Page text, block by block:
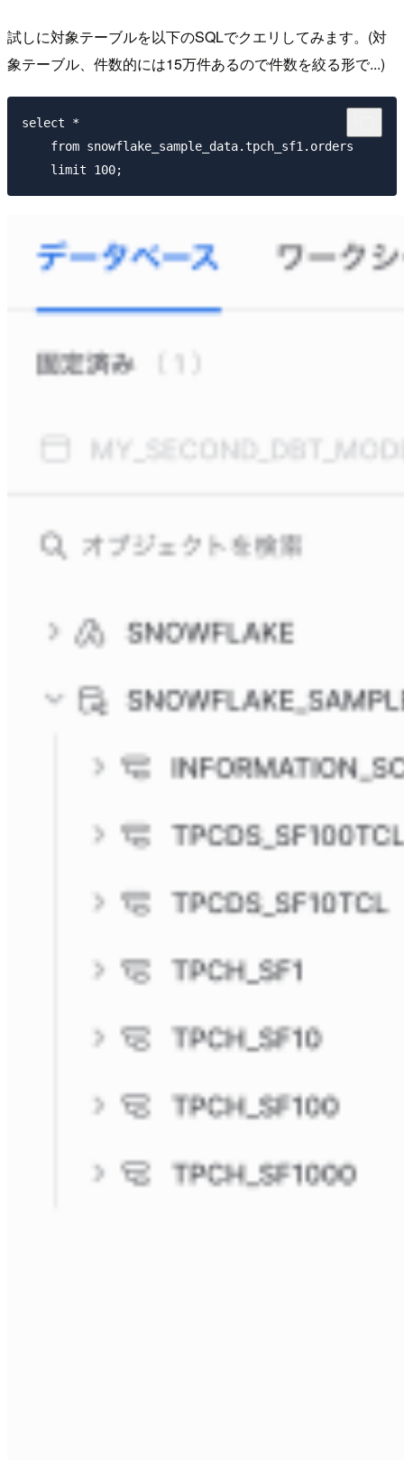
試しに対象テーブルを以下のSQLでクエリしてみます。(対
象テーブル、件数的には15万件あるので件数を絞る形で...)
select *
    from snowflake_sample_data.tpch_sf1.orders